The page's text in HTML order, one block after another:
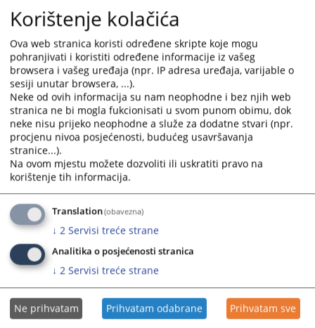
Korištenje kolačića
Ova web stranica koristi određene skripte koje mogu
pohranjivati i koristiti određene informacije iz vašeg
browsera i vašeg uređaja (npr. IP adresa uređaja, varijable o
sesiji unutar browsera, ...).
Neke od ovih informacija su nam neophodne i bez njih web
stranica ne bi mogla fukcionisati u svom punom obimu, dok
neke nisu prijeko neophodne a služe za dodatne stvari (npr.
procjenu nivoa posjećenosti, budućeg usavršavanja
stranice...).
Na ovom mjestu možete dozvoliti ili uskratiti pravo na
korištenje tih informacija.
Translation(obavezna)
↓ 2 Servisi treće strane
Analitika o posjećenosti stranica
↓ 2 Servisi treće strane
Ne prihvatam Prihvatam odabrane Prihvatam sve